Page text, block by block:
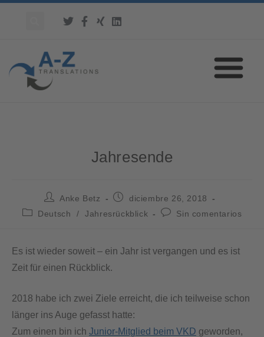
Jahresende
Anke Betz
diciembre 26, 2018
Deutsch
/ Jahresrückblick Sin comentarios
Es ist wieder soweit – ein Jahr ist vergangen und es ist
Zeit für einen Rückblick.
2018 habe ich zwei Ziele erreicht, die ich teilweise schon
länger ins Auge gefasst hatte:
Zum einen bin ich Junior-Mitglied beim VKD geworden,